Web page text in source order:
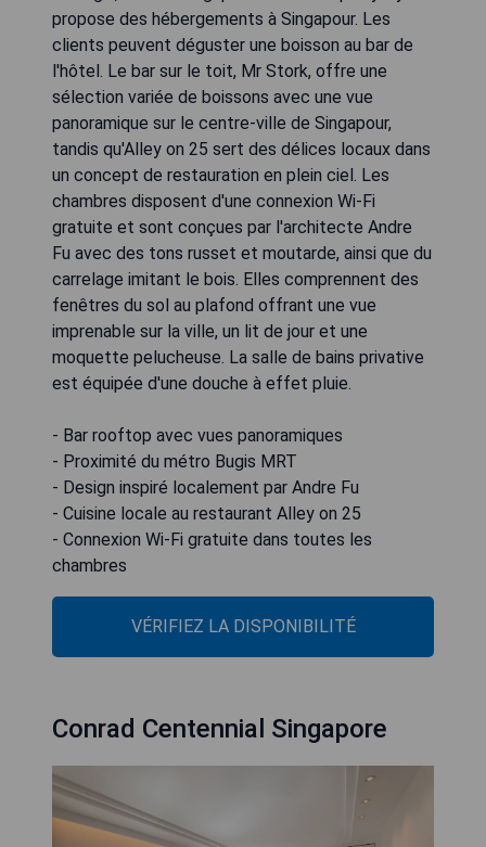
propose des hébergements à Singapour. Les
clients peuvent déguster une boisson au bar de
l'hôtel. Le bar sur le toit, Mr Stork, offre une
sélection variée de boissons avec une vue
panoramique sur le centre-ville de Singapour,
tandis qu'Alley on 25 sert des délices locaux dans
un concept de restauration en plein ciel. Les
chambres disposent d'une connexion Wi-Fi
gratuite et sont conçues par l'architecte Andre
Fu avec des tons russet et moutarde, ainsi que du
carrelage imitant le bois. Elles comprennent des
fenêtres du sol au plafond offrant une vue
imprenable sur la ville, un lit de jour et une
moquette pelucheuse. La salle de bains privative
est équipée d'une douche à effet pluie.
- Bar rooftop avec vues panoramiques
- Proximité du métro Bugis MRT
- Design inspiré localement par Andre Fu
- Cuisine locale au restaurant Alley on 25
- Connexion Wi-Fi gratuite dans toutes les
chambres
VÉRIFIEZ LA DISPONIBILITÉ
Conrad Centennial Singapore